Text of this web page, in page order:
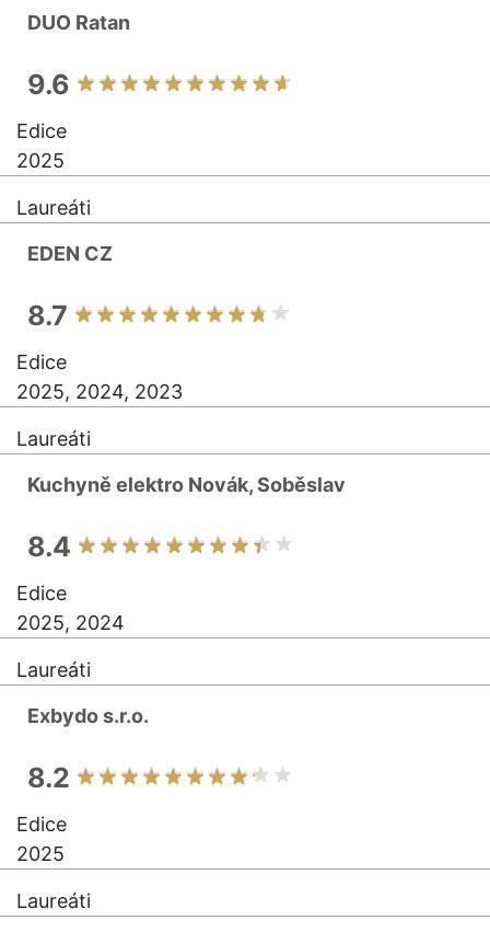
DUO Ratan
9.6
Edice
2025
Laureáti
EDEN CZ
8.7
Edice
2025, 2024, 2023
Laureáti
Kuchyně elektro Novák, Soběslav
8.4
Edice
2025, 2024
Laureáti
Exbydo s.r.o.
8.2
Edice
2025
Laureáti